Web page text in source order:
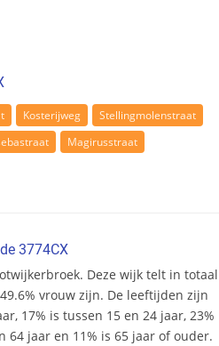
Kosterijweg
Stellingmolenstraat
Magirusstraat
3774CX
Deze wijk telt in totaal
vrouw zijn. De leeftijden zijn
17% is tussen 15 en 24 jaar, 23%
64 jaar en 11% is 65 jaar of ouder.